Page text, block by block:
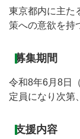
東京都内に主た
策への意欲を持
募集期間
令和8年6月8日
定員になり次第
支援内容